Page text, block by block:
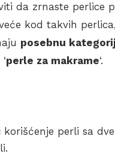
da zrnaste perlice
kod takvih
posebnu
perle za makrame‘.
perli sa